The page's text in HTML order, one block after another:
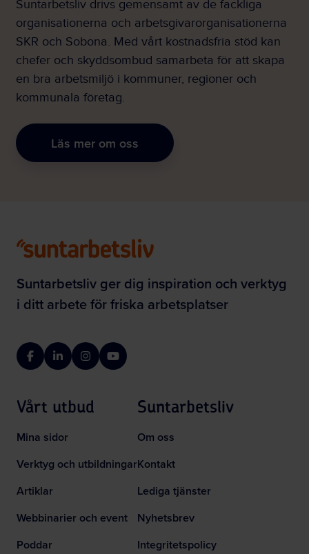
Suntarbetsliv drivs gemensamt av de fackliga
organisationerna och arbetsgivarorganisationerna
SKR och Sobona. Med vårt kostnadsfria stöd kan
chefer och skyddsombud samarbeta för att skapa
en bra arbetsmiljö i kommuner, regioner och
kommunala företag.
Läs mer om oss
Suntarbetsliv ger dig inspiration och verktyg
i ditt arbete för friska arbetsplatser
FacebookLinkedInInstagramYouTube
Vårt utbud
Mina sidor
Verktyg och utbildningar
Artiklar
Webbinarier och event
Poddar
Suntarbetsliv
Om oss
Kontakt
Lediga tjänster
Nyhetsbrev
Integritetspolicy